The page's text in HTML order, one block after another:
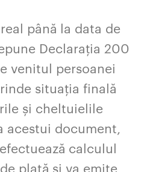
până la data de
Declarația 200
venitul persoanei
situația finală
și cheltuielile
acestui document,
calculul
plată și va emite